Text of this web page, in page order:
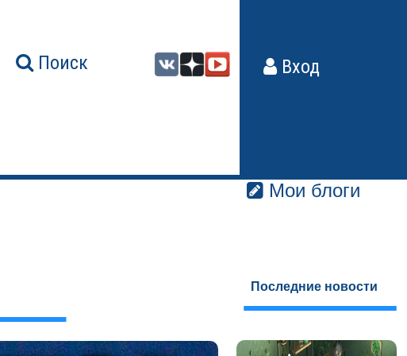
Поиск Вход
Мои блоги
Последние новости